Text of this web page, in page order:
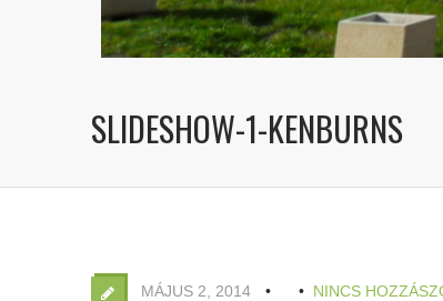
SLIDESHOW-1-KENBURNS
MÁJUS 2, 2014 NINCS